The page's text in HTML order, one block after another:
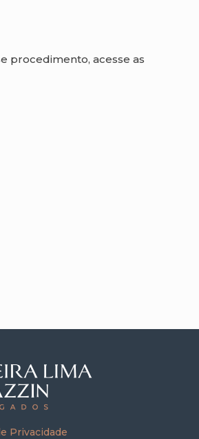
procedimento, acesse as
Privacidade